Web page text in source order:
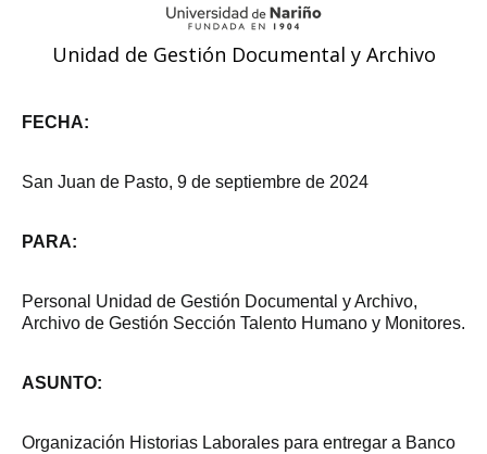
Unidad de Gestión Documental y Archivo
FECHA:
San Juan de Pasto, 9 de septiembre de 2024
PARA:
Personal Unidad de Gestión Documental y Archivo,
Archivo de Gestión Sección Talento Humano y Monitores.
ASUNTO:
Organización Historias Laborales para entregar a Banco